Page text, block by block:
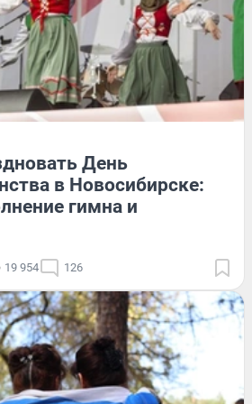
День
в Новосибирске:
гимна и
19 954 126